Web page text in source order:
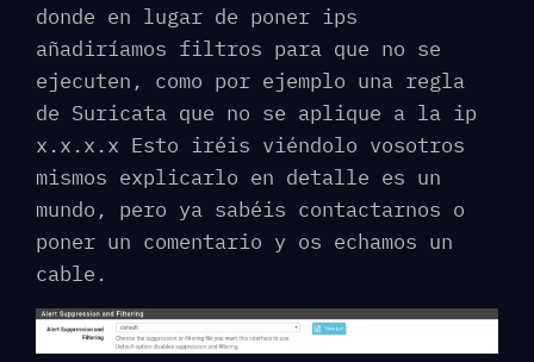
donde en lugar de poner ips
añadiríamos filtros para que no se
ejecuten, como por ejemplo una regla
de Suricata que no se aplique a la ip
x.x.x.x Esto iréis viéndolo vosotros
mismos explicarlo en detalle es un
mundo, pero ya sabéis contactarnos o
poner un comentario y os echamos un
cable.